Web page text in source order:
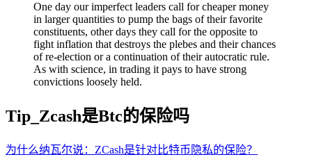
One day our imperfect leaders call for cheaper money
in larger quantities to pump the bags of their favorite
constituents, other days they call for the opposite to
fight inflation that destroys the plebes and their chances
of re-election or a continuation of their autocratic rule.
As with science, in trading it pays to have strong
convictions loosely held.
Tip_Zcash是Btc的保险吗
为什么纳瓦尔说：ZCash是针对比特币隐私的保险？